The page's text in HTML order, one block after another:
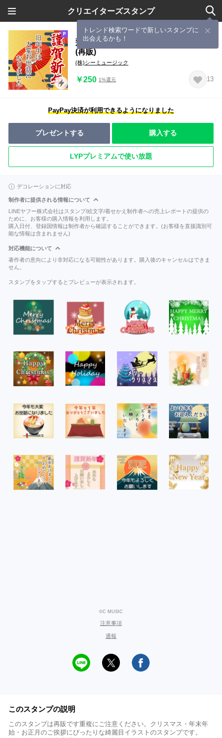
クリエイターズスタンプ
トレンド検索ワードで新しいスタンプに
出会えるかも！
飛び出す！大人のクリスマス＆お正月
(再販)
(株)シーミュージック
￥250 1%還元 13
PayPay決済が利用できるようになりました
プレゼントする 購入する
LYPプレミアムで使い放題
デコレーションに対応
制作者に提供される情報について
LINEヤフー株式会社はスタンプ/絵文字/着せかえ制作者への売上レポートの提供の
ために、お客様の購入情報を利用します。
購入日付、登録国情報は制作者から確認することができます。(お客様を直接識別可
能な情報は含まれません)
対応機能について
著作者の意向により非対応になる可能性があります。購入後のキャンセルはできま
せん。
スタンプをタップするとプレビューが表示されます。
©C MUSIC
注意事項
通報
このスタンプの説明
このスタンプは再販です重複にご注意ください。クリスマス・年末年
始・お正月のご挨拶にぴったりな綺麗目イラストのスタンプです。